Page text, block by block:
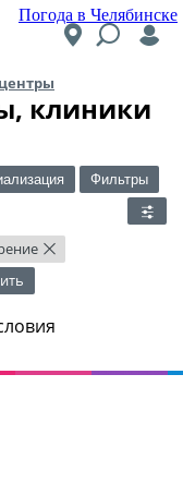
Погода в Челябинске
клиники
Фильтры
×